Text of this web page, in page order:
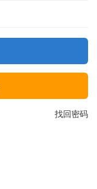
找回密码